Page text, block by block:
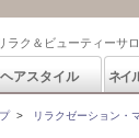
ラク＆ビューティーサ
ヘアスタイル ネイ
> リラクゼーション・